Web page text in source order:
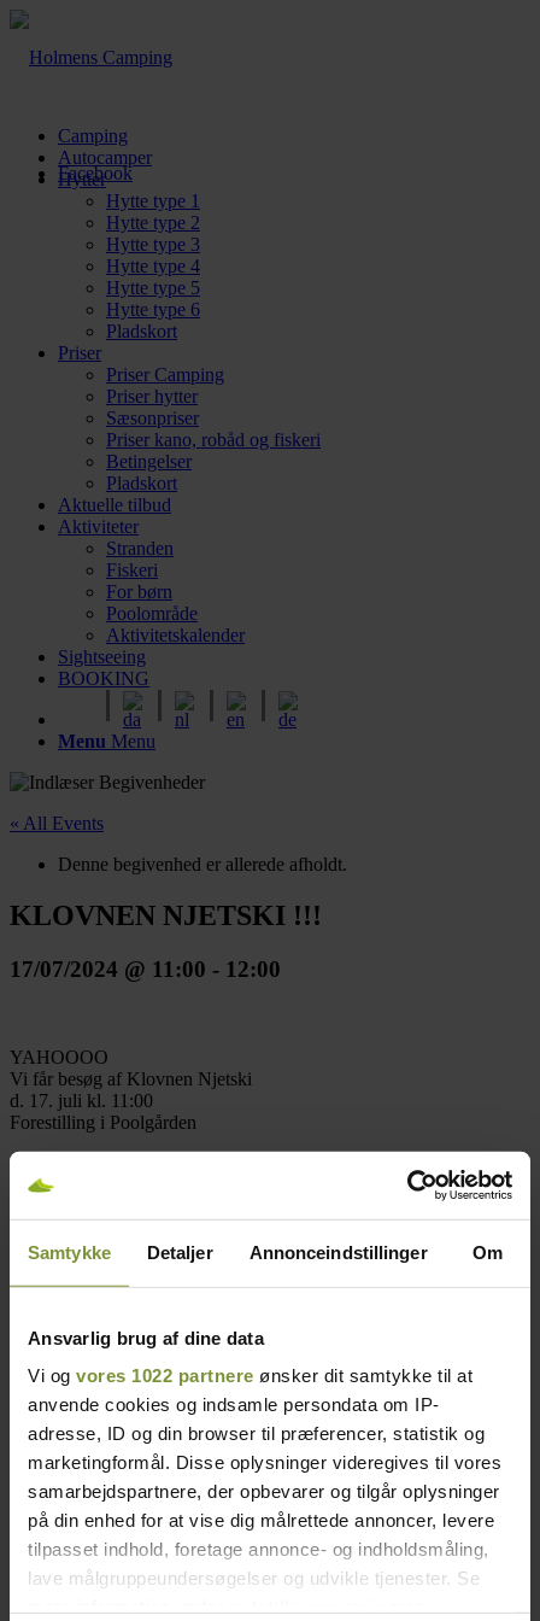
Samtykke Detaljer Annonceindstillinger Om
Ansvarlig brug af dine data
Vi og vores 1022 partnere ønsker dit samtykke til at
anvende cookies og indsamle persondata om IP-
adresse, ID og din browser til præferencer, statistik og
marketingformål. Disse oplysninger videregives til vores
samarbejdspartnere, der opbevarer og tilgår oplysninger
på din enhed for at vise dig målrettede annoncer, levere
tilpasset indhold, foretage annonce- og indholdsmåling,
lave målgruppeundersøgelser og udvikle tjenester. Se
Facebook
Camping
Autocamper
Hytter
Hytte type 1
Hytte type 2
Hytte type 3
Hytte type 4
Hytte type 5
Hytte type 6
Pladskort
Priser
Priser Camping
Priser hytter
Sæsonpriser
Priser kano, robåd og fiskeri
Betingelser
Pladskort
Aktuelle tilbud
Aktiviteter
Stranden
Fiskeri
For børn
Poolområde
Aktivitetskalender
Sightseeing
BOOKING
Menu Menu
« All Events
Denne begivenhed er allerede afholdt.
KLOVNEN NJETSKI !!!
17/07/2024 @ 11:00 - 12:00
YAHOOOO
Vi får besøg af Klovnen Njetski
d. 17. juli kl. 11:00
Forestilling i Poolgården
Der er fri entre`
Detaljer
17/07/2024
Tidspunkt:
11:00 - 12:00